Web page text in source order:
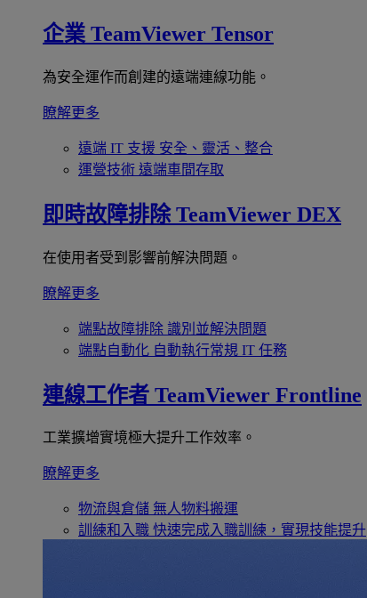
企業 TeamViewer Tensor
為安全運作而創建的遠端連線功能。
瞭解更多
遠端 IT 支援 安全、靈活、整合
運營技術 遠端車間存取
即時故障排除 TeamViewer DEX
在使用者受到影響前解決問題。
瞭解更多
端點故障排除 識別並解決問題
端點自動化 自動執行常規 IT 任務
連線工作者 TeamViewer Frontline
工業擴增實境極大提升工作效率。
瞭解更多
物流與倉儲 無人物料搬運
訓練和入職 快速完成入職訓練，實現技能提升